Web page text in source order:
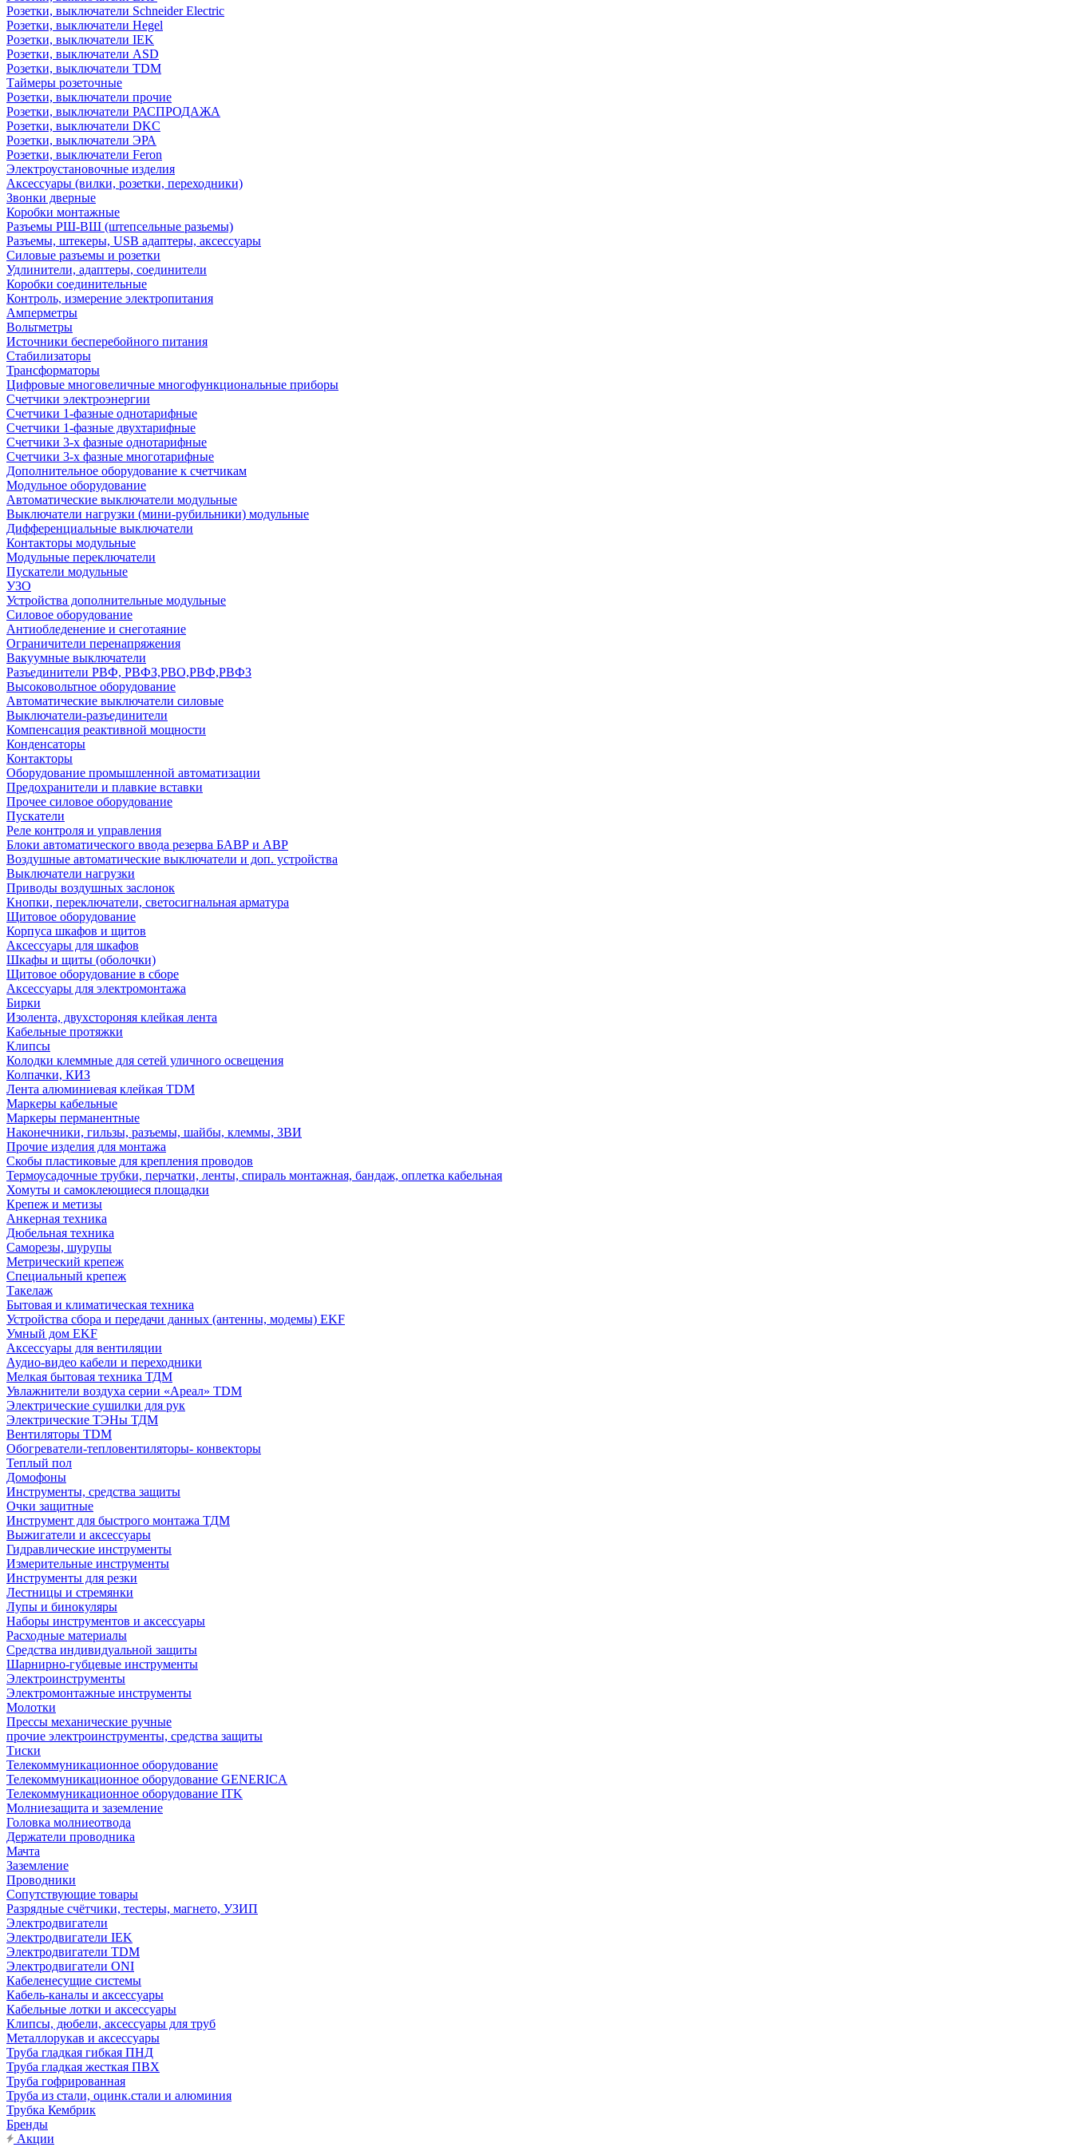
Розетки, выключатели Schneider Electric
Розетки, выключатели Hegel
Розетки, выключатели IEK
Розетки, выключатели ASD
Розетки, выключатели TDM
Таймеры розеточные
Розетки, выключатели прочие
Розетки, выключатели РАСПРОДАЖА
Розетки, выключатели DKC
Розетки, выключатели ЭРА
Розетки, выключатели Feron
Электроустановочные изделия
Аксессуары (вилки, розетки, переходники)
Звонки дверные
Коробки монтажные
Разъемы РШ-ВШ (штепсельные разьемы)
Разъемы, штекеры, USB адаптеры, аксессуары
Силовые разъемы и розетки
Удлинители, адаптеры, соединители
Коробки соединительные
Контроль, измерение электропитания
Амперметры
Вольтметры
Источники бесперебойного питания
Стабилизаторы
Трансформаторы
Цифровые многовеличные многофункциональные приборы
Счетчики электроэнергии
Счетчики 1-фазные однотарифные
Счетчики 1-фазные двухтарифные
Счетчики 3-х фазные однотарифные
Счетчики 3-х фазные многотарифные
Дополнительное оборудование к счетчикам
Модульное оборудование
Автоматические выключатели модульные
Выключатели нагрузки (мини-рубильники) модульные
Дифференциальные выключатели
Контакторы модульные
Модульные переключатели
Пускатели модульные
УЗО
Устройства дополнительные модульные
Силовое оборудование
Антиобледенение и снеготаяние
Ограничители перенапряжения
Вакуумные выключатели
Разъединители РВФ, РВФЗ,РВО,РВФ,РВФЗ
Высоковольтное оборудование
Автоматические выключатели cиловые
Выключатели-разъединители
Компенсация реактивной мощности
Конденсаторы
Контакторы
Оборудование промышленной автоматизации
Предохранители и плавкие вставки
Прочее силовое оборудование
Пускатели
Реле контроля и управления
Блоки автоматического ввода резерва БАВР и АВР
Воздушные автоматические выключатели и доп. устройства
Выключатели нагрузки
Приводы воздушных заслонок
Кнопки, переключатели, светосигнальная арматура
Щитовое оборудование
Корпуса шкафов и щитов
Аксессуары для шкафов
Шкафы и щиты (оболочки)
Щитовое оборудование в сборе
Аксессуары для электромонтажа
Бирки
Изолента, двухстороняя клейкая лента
Кабельные протяжки
Клипсы
Колодки клеммные для сетей уличного освещения
Колпачки, КИЗ
Лента алюминиевая клейкая TDM
Маркеры кабельные
Маркеры перманентные
Наконечники, гильзы, разъемы, шайбы, клеммы, ЗВИ
Прочие изделия для монтажа
Скобы пластиковые для крепления проводов
Термоусадочные трубки, перчатки, ленты, спираль монтажная, бандаж, оплетка кабельная
Хомуты и самоклеющиеся площадки
Крепеж и метизы
Анкерная техника
Дюбельная техника
Саморезы, шурупы
Метрический крепеж
Специальный крепеж
Такелаж
Бытовая и климатическая техника
Устройства сбора и передачи данных (антенны, модемы) EKF
Умный дом EKF
Аксессуары для вентиляции
Аудио-видео кабели и переходники
Мелкая бытовая техника ТДМ
Увлажнители воздуха серии «Ареал» TDM
Электрические сушилки для рук
Электрические ТЭНы ТДМ
Вентиляторы TDM
Обогреватели-тепловентиляторы- конвекторы
Теплый пол
Домофоны
Инструменты, средства защиты
Очки защитные
Инструмент для быстрого монтажа ТДМ
Выжигатели и аксессуары
Гидравлические инструменты
Измерительные инструменты
Инструменты для резки
Лестницы и стремянки
Лупы и бинокуляры
Наборы инструментов и аксессуары
Расходные материалы
Средства индивидуальной защиты
Шарнирно-губцевые инструменты
Электроинструменты
Электромонтажные инструменты
Молотки
Прессы механические ручные
прочие электроинструменты, средства защиты
Тиски
Телекоммуникационное оборудование
Телекоммуникационное оборудование GENERICA
Телекоммуникационное оборудование ITK
Молниезащита и заземление
Головка молниеотвода
Держатели проводника
Мачта
Заземление
Проводники
Сопутствующие товары
Разрядные счётчики, тестеры, магнето, УЗИП
Электродвигатели
Электродвигатели IEK
Электродвигатели TDM
Электродвигатели ONI
Кабеленесущие системы
Кабель-каналы и аксессуары
Кабельные лотки и аксессуары
Клипсы, дюбели, аксессуары для труб
Металлорукав и аксессуары
Труба гладкая гибкая ПНД
Труба гладкая жесткая ПВХ
Труба гофрированная
Труба из стали, оцинк.стали и алюминия
Трубка Кембрик
Бренды
Акции